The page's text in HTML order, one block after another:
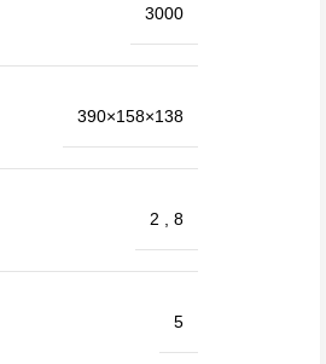
3000
390×158×138
2 ,8
5